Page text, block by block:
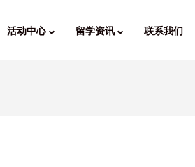
活动中心 留学资讯 联系我们